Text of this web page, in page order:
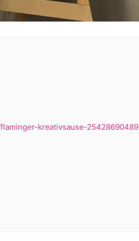
kreativsause-25428690489